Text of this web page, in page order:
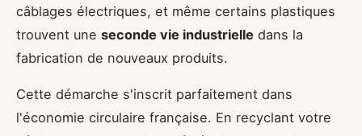
câblages électriques, et même certains plastiques
trouvent une seconde vie industrielle dans la
fabrication de nouveaux produits.
Cette démarche s'inscrit parfaitement dans
l'économie circulaire française. En recyclant votre